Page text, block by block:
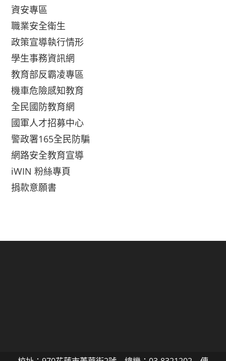
資安專區
職業安全衛生
政策宣導執行情形
學生事務資訊網
教育部反霸凌專區
機車危險感知教育
全民國防教育網
國軍人才招募中心
警政署165全民防騙
網路安全教育宣導
iWIN 粉絲專頁
捐款意願書